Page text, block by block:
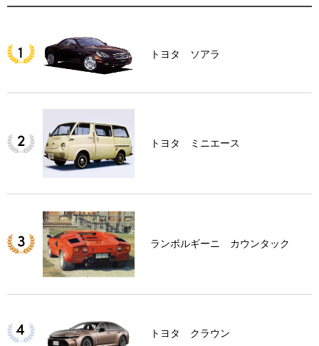
トヨタ ソアラ
トヨタ ミニエース
ランボルギーニ カウンタック
トヨタ クラウン